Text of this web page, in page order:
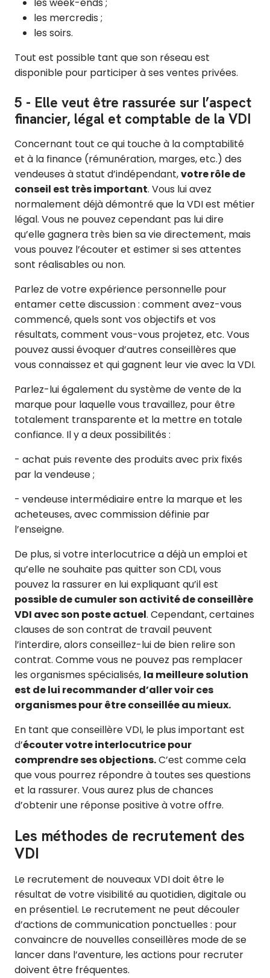
les week-ends ;
les mercredis ;
les soirs.
Tout est possible tant que son réseau est
disponible pour participer à ses ventes privées.
5 - Elle veut être rassurée sur l’aspect
financier, légal et comptable de la VDI
Concernant tout ce qui touche à la comptabilité
et à la finance (rémunération, marges, etc.) des
vendeuses à statut d’indépendant,votre rôle de
conseil est très important. Vous lui avez
normalement déjà démontré que la VDI est métier
légal. Vous ne pouvez cependant pas lui dire
qu’elle gagnera très bien sa vie directement, mais
vous pouvez l’écouter et estimer si ses attentes
sont réalisables ou non.
Parlez de votre expérience personnelle pour
entamer cette discussion : comment avez-vous
commencé, quels sont vos objectifs et vos
résultats, comment vous-vous projetez, etc. Vous
pouvez aussi évoquer d’autres conseillères que
vous connaissez et qui gagnent leur vie avec la VDI.
Parlez-lui également du système de vente de la
marque pour laquelle vous travaillez, pour être
totalement transparente et la mettre en totale
confiance. Il y a deux possibilités :
- achat puis revente des produits avec prix fixés
par la vendeuse ;
- vendeuse intermédiaire entre la marque et les
acheteuses, avec commission définie par
l’enseigne.
De plus, si votre interlocutrice a déjà un emploi et
qu’elle ne souhaite pas quitter son CDI, vous
pouvez la rassurer en lui expliquant qu’il est
possible de cumuler son activité de conseillère
VDI avec son poste actuel. Cependant, certaines
clauses de son contrat de travail peuvent
l’interdire, alors conseillez-lui de bien relire son
contrat. Comme vous ne pouvez pas remplacer
les organismes spécialisés, la meilleure solution
est de lui recommander d’aller voir ces
organismes pour être conseillée au mieux.
En tant que conseillère VDI, le plus important est
d’écouter votre interlocutrice pour
comprendre ses objections.C’est comme cela
que vous pourrez répondre à toutes ses questions
et la rassurer. Vous aurez plus de chances
d’obtenir une réponse positive à votre offre.
Les méthodes de recrutement des
VDI
Le recrutement de nouveaux VDI doit être le
résultat de votre visibilité au quotidien, digitale ou
en présentiel. Le recrutement ne peut découler
d’actions de communication ponctuelles : pour
convaincre de nouvelles conseillères mode de se
lancer dans l’aventure, les actions pour recruter
doivent être fréquentes.